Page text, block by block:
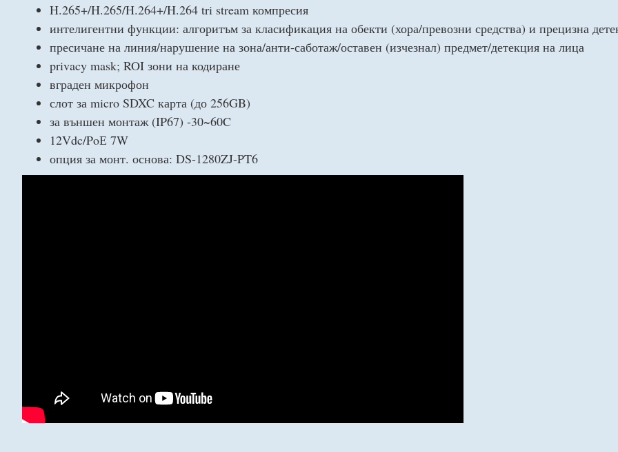
H.265+/H.265/H.264+/H.264 tri stream компресия
интелигентни функции: алгоритъм за класификация на обекти (хора/превозни средства) и прецизна
пресичане на линия/нарушение на зона/анти-саботаж/оставен (изчезнал) предмет/детекция на лица
privacy mask; ROI зони на кодиране
вграден микрофон
слот за micro SDXC карта (до 256GB)
за външен монтаж (IP67) -30~60C
12Vdc/PoЕ 7W
опция за монт. основа: DS-1280ZJ-PT6